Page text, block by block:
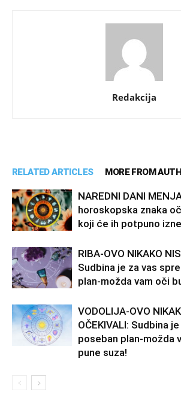
Redakcija
RELATED ARTICLES MORE FROM
NAREDNI DANI
horoskopska znaka
koji će ih potpuno
RIBA-OVO NIKAKO
Sudbina je za vas
plan-možda vam oči
VODOLIJA-OVO
OČEKIVALI: Sudbina
poseban plan-možda
pune suza!